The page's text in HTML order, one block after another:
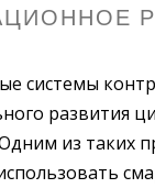
системы
развития
из таких